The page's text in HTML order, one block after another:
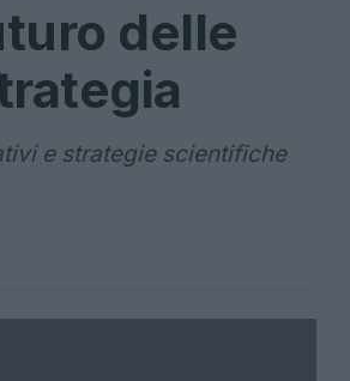
delle
e strategie scientifiche